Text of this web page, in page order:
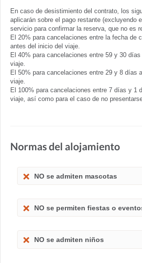
En caso de desistimiento del contrato, los
aplicarán sobre el pago restante (excluyendo
servicio para confirmar la reserva, que no es
El 20% para cancelaciones entre la fecha de
antes del inicio del viaje.
El 40% para cancelaciones entre 59 y 30
viaje.
El 50% para cancelaciones entre 29 y 8 días
viaje.
El 100% para cancelaciones entre 7 días y 1
viaje, así como para el caso de no
Normas del alojamiento
NO se admiten mascotas
NO se permiten fiestas o
NO se admiten niños